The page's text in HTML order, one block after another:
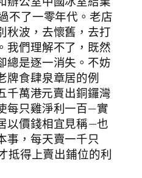
不了一零年代。老店
秋波，去懷舊，去打
我們理解不了，既然
總是逐一消失。不妨
牌食肆泉章居的例
千萬港元賣出銅鑼灣
每只雞淨利一百— 實
以價錢相宜見稱 —也
事，每天賣一千只
抵得上賣出鋪位的利